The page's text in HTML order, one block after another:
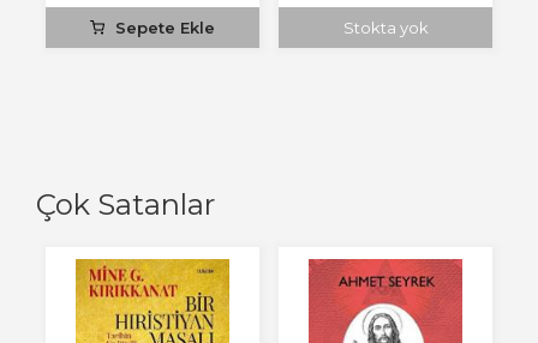
Çok Satanlar
Sepete Ekle Stokta yok